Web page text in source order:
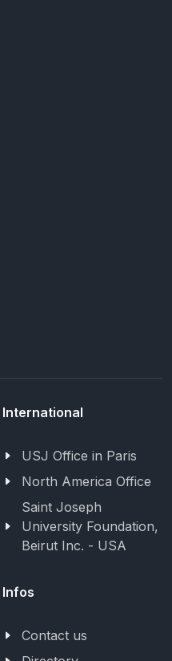
International
USJ Office in Paris
North America Office
Saint Joseph
University Foundation,
Beirut Inc. - USA
Infos
Contact us